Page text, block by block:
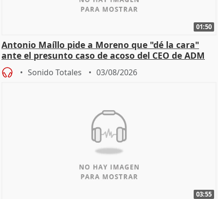
01:50
Antonio Maíllo pide a Moreno que "dé la cara"
ante el presunto caso de acoso del CEO de ADM
Sonido Totales 03/08/2026
03:55